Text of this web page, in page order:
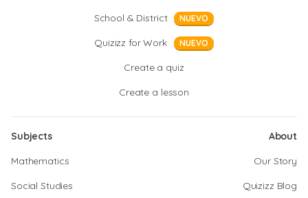
School & District
NUEVO
Quizizz for Work NUEVO
Create a quiz
Create a lesson
Subjects
Mathematics
Social Studies
About
Our Story
Quizizz Blog